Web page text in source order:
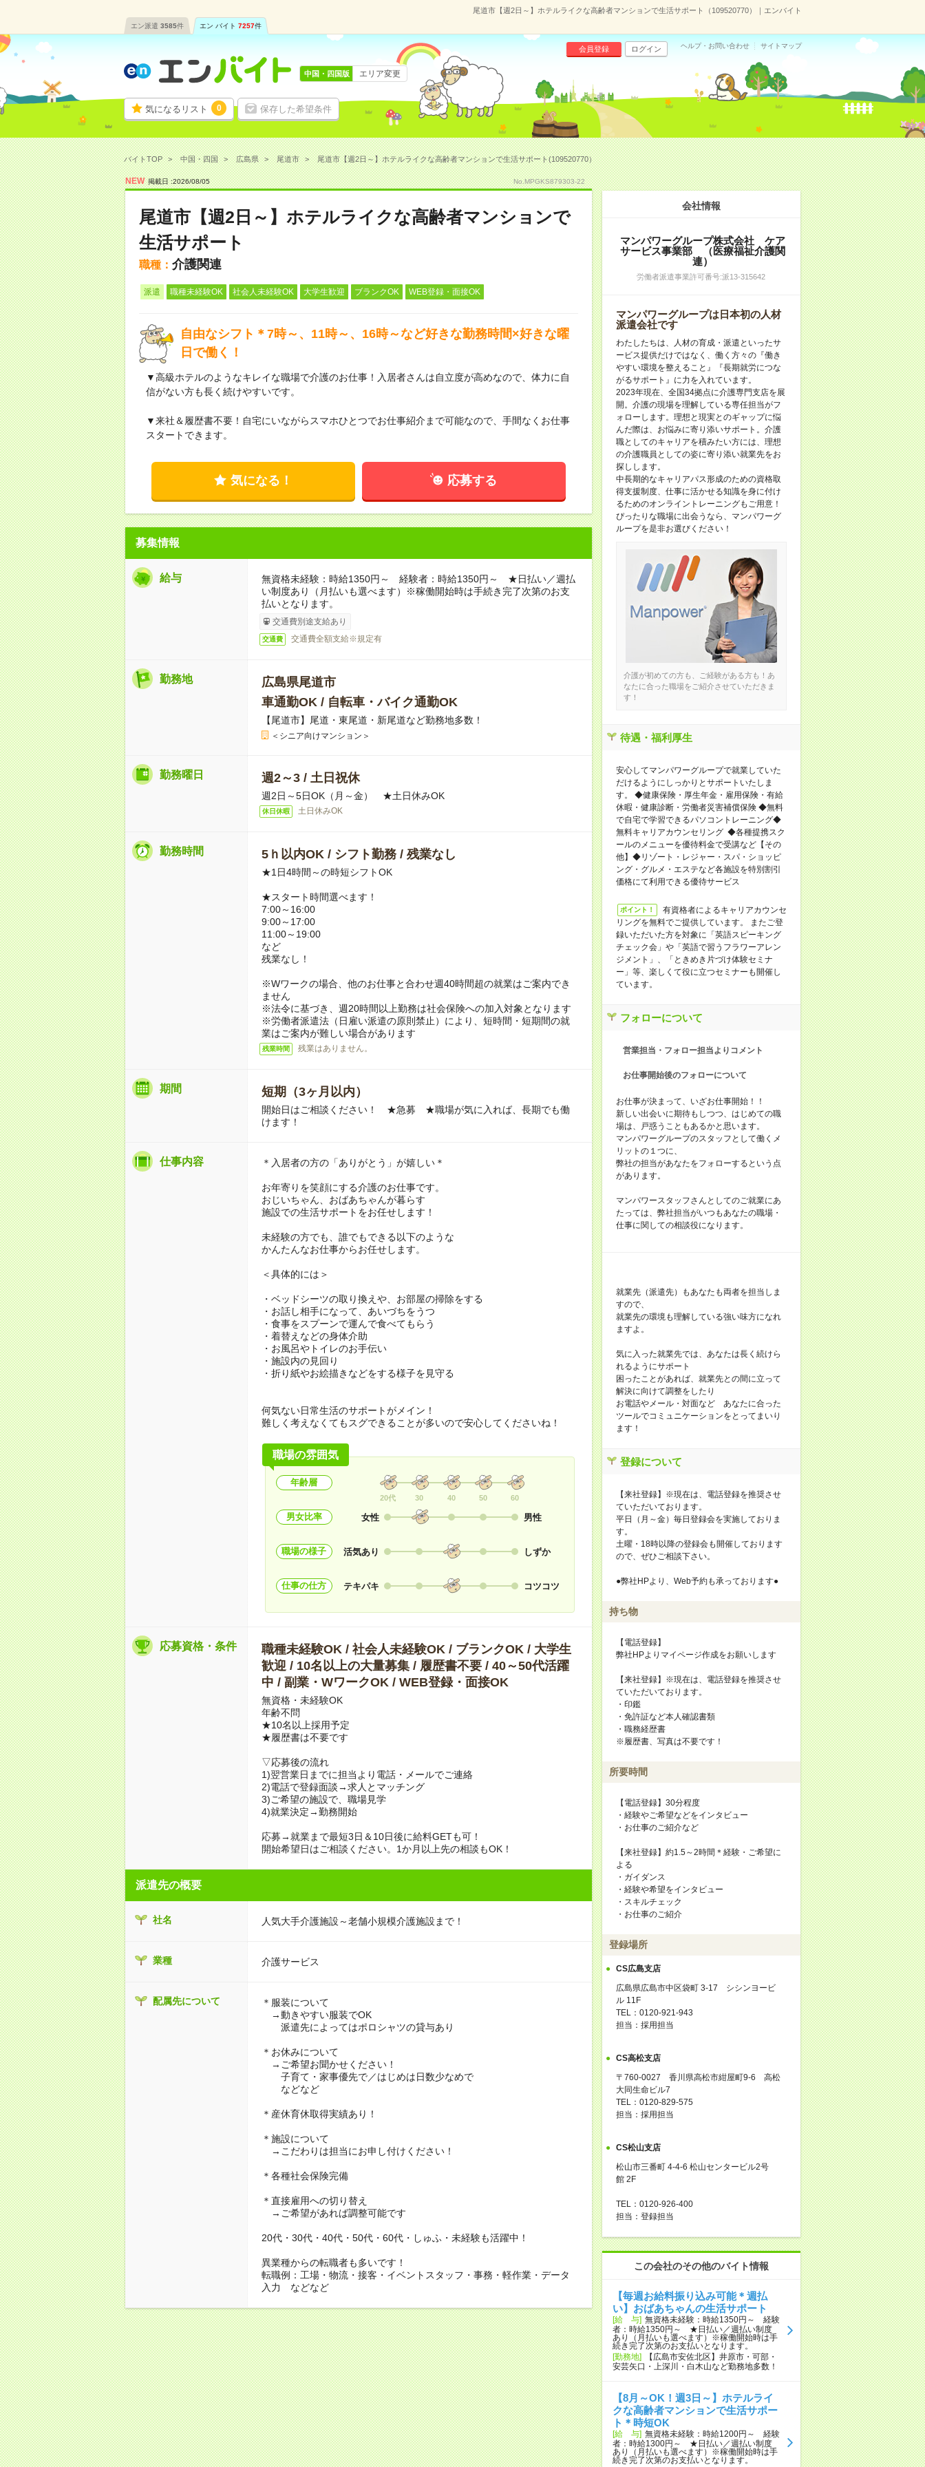
尾道市【週2日～】ホテルライクな高齢者マンションで生活サポート（109520770）｜エンバイト
エン派遣 3585件 エン バイト 7257件
気になるリスト 0 保存した希望条件
会員登録 ログイン ヘルプ・お問い合わせ サイトマップ
中国・四国版 エリア変更
バイトTOP 中国・四国 広島県 尾道市 尾道市【週2日～】ホテルライクな高齢者マンションで生活サポート(109520770）
NEW 掲載日 :2026/08/05 No.MPGKS879303-22
尾道市【週2日～】ホテルライクな高齢者マンションで
生活サポート
職種： 介護関連
派遣 職種未経験OK 社会人未経験OK 大学生歓迎 ブランクOK WEB登録・面接OK
自由なシフト＊7時～、11時～、16時～など好きな勤務時間×好きな曜
日で働く！
▼高級ホテルのようなキレイな職場で介護のお仕事！入居者さんは自立度が高めなので、体力に自
信がない方も長く続けやすいです。
▼来社＆履歴書不要！自宅にいながらスマホひとつでお仕事紹介まで可能なので、手間なくお仕事
スタートできます。
気になる！ 応募する
募集情報
給与
無資格未経験：時給1350円～ 経験者：時給1350円～ ★日払い／週払
い制度あり（月払いも選べます）※稼働開始時は手続き完了次第のお支
払いとなります。
交通費別途支給あり
交通費 交通費全額支給※規定有
勤務地
広島県尾道市
車通勤OK / 自転車・バイク通勤OK
【尾道市】尾道・東尾道・新尾道など勤務地多数！
＜シニア向けマンション＞
勤務曜日 週2～3 / 土日祝休
週2日～5日OK（月～金） ★土日休みOK
休日休暇 土日休みOK
勤務時間 5ｈ以内OK / シフト勤務 / 残業なし
★1日4時間～の時短シフトOK
★スタート時間選べます！
7:00～16:00
9:00～17:00
11:00～19:00
など
残業なし！
※Wワークの場合、他のお仕事と合わせ週40時間超の就業はご案内でき
ません
※法令に基づき、週20時間以上勤務は社会保険への加入対象となります
※労働者派遣法（日雇い派遣の原則禁止）により、短時間・短期間の就
業はご案内が難しい場合があります
残業時間 残業はありません。
期間 短期（3ヶ月以内）
開始日はご相談ください！ ★急募 ★職場が気に入れば、長期でも働
けます！
仕事内容 ＊入居者の方の「ありがとう」が嬉しい＊
お年寄りを笑顔にする介護のお仕事です。
おじいちゃん、おばあちゃんが暮らす
施設での生活サポートをお任せします！
未経験の方でも、誰でもできる以下のような
かんたんなお仕事からお任せします。
＜具体的には＞
・ベッドシーツの取り換えや、お部屋の掃除をする
・お話し相手になって、あいづちをうつ
・食事をスプーンで運んで食べてもらう
・着替えなどの身体介助
・お風呂やトイレのお手伝い
・施設内の見回り
・折り紙やお絵描きなどをする様子を見守る
何気ない日常生活のサポートがメイン！
難しく考えなくてもスグできることが多いので安心してくださいね！
職場の雰囲気
年齢層
20代 30 40 50 60
男女比率 女性 男性
職場の様子 活気あり しずか
仕事の仕方 テキパキ コツコツ
応募資格・条件
職種未経験OK / 社会人未経験OK / ブランクOK / 大学生
歓迎 / 10名以上の大量募集 / 履歴書不要 / 40～50代活躍
中 / 副業・WワークOK / WEB登録・面接OK
無資格・未経験OK
年齢不問
★10名以上採用予定
★履歴書は不要です
▽応募後の流れ
1)翌営業日までに担当より電話・メールでご連絡
2)電話で登録面談→求人とマッチング
3)ご希望の施設で、職場見学
4)就業決定→勤務開始
応募→就業まで最短3日＆10日後に給料GETも可！
開始希望日はご相談ください。1か月以上先の相談もOK！
派遣先の概要
社名 人気大手介護施設～老舗小規模介護施設まで！
業種 介護サービス
配属先について
＊服装について
→動きやすい服装でOK
派遣先によってはポロシャツの貸与あり
＊お休みについて
→ご希望お聞かせください！
子育て・家事優先で／はじめは日数少なめで
などなど
＊産休育休取得実績あり！
＊施設について
→こだわりは担当にお申し付けください！
＊各種社会保険完備
＊直接雇用への切り替え
→ご希望があれば調整可能です
20代・30代・40代・50代・60代・しゅふ・未経験も活躍中！
異業種からの転職者も多いです！
転職例：工場・物流・接客・イベントスタッフ・事務・軽作業・データ
入力 などなど
会社情報
マンパワーグループ株式会社 ケア
サービス事業部 （医療福祉介護関
連）
労働者派遣事業許可番号:派13-315642
マンパワーグループは日本初の人材
派遣会社です
わたしたちは、人材の育成・派遣といったサ
ービス提供だけではなく、働く方々の『働き
やすい環境を整えること』『長期就労につな
がるサポート』に力を入れています。
2023年現在、全国34拠点に介護専門支店を展
開。介護の現場を理解している専任担当がフ
ォローします。理想と現実とのギャップに悩
んだ際は、お悩みに寄り添いサポート。介護
職としてのキャリアを積みたい方には、理想
の介護職員としての姿に寄り添い就業先をお
探しします。
中長期的なキャリアパス形成のための資格取
得支援制度、仕事に活かせる知識を身に付け
るためのオンライントレーニングもご用意！
ぴったりな職場に出会うなら、マンパワーグ
ループを是非お選びください！
介護が初めての方も、ご経験がある方も！あ
なたに合った職場をご紹介させていただきま
す！
待遇・福利厚生
安心してマンパワーグループで就業していた
だけるようにしっかりとサポートいたしま
す。 ◆健康保険・厚生年金・雇用保険・有給
休暇・健康診断・労働者災害補償保険 ◆無料
で自宅で学習できるパソコントレーニング◆
無料キャリアカウンセリング ◆各種提携スク
ールのメニューを優待料金で受講など【その
他】◆リゾート・レジャー・スパ・ショッピ
ング・グルメ・エステなど各施設を特別割引
価格にて利用できる優待サービス
ポイント！
有資格者によるキャリアカウンセ
リングを無料でご提供しています。 またご登
録いただいた方を対象に「英語スピーキング
チェック会」や「英語で習うフラワーアレン
ジメント」、「ときめき片づけ体験セミナ
ー」等、楽しくて役に立つセミナーも開催し
ています。
フォローについて
営業担当・フォロー担当よりコメント
お仕事開始後のフォローについて
お仕事が決まって、いざお仕事開始！！
新しい出会いに期待もしつつ、はじめての職
場は、戸惑うこともあるかと思います。
マンパワーグループのスタッフとして働くメ
リットの１つに、
弊社の担当があなたをフォローするという点
があります。
マンパワースタッフさんとしてのご就業にあ
たっては、弊社担当がいつもあなたの職場・
仕事に関しての相談役になります。
就業先（派遣先）もあなたも両者を担当しま
すので、
就業先の環境も理解している強い味方になれ
ますよ。
気に入った就業先では、あなたは長く続けら
れるようにサポート
困ったことがあれば、就業先との間に立って
解決に向けて調整をしたり
お電話やメール・対面など あなたに合った
ツールでコミュニケーションをとってまいり
ます！
登録について
【来社登録】※現在は、電話登録を推奨させ
ていただいております。
平日（月～金）毎日登録会を実施しておりま
す。
土曜・18時以降の登録会も開催しております
ので、ぜひご相談下さい。
●弊社HPより、Web予約も承っております●
持ち物
【電話登録】
弊社HPよりマイページ作成をお願いします
【来社登録】※現在は、電話登録を推奨させ
ていただいております。
・印鑑
・免許証など本人確認書類
・職務経歴書
※履歴書、写真は不要です！
所要時間
【電話登録】30分程度
・経験やご希望などをインタビュー
・お仕事のご紹介など
【来社登録】約1.5～2時間＊経験・ご希望に
よる
・ガイダンス
・経験や希望をインタビュー
・スキルチェック
・お仕事のご紹介
登録場所
CS広島支店
広島県広島市中区袋町 3-17 シシンヨービ
ル 11F
TEL：0120-921-943
担当：採用担当
CS高松支店
〒760-0027 香川県高松市紺屋町9-6 高松
大同生命ビル7
TEL：0120-829-575
担当：採用担当
CS松山支店
松山市三番町 4-4-6 松山センタービル2号
館 2F
TEL：0120-926-400
担当：登録担当
この会社のその他のバイト情報
【毎週お給料振り込み可能＊週払
い】おばあちゃんの生活サポート
[給 与] 無資格未経験：時給1350円～ 経験
者：時給1350円～ ★日払い／週払い制度
あり（月払いも選べます）※稼働開始時は手
続き完了次第のお支払いとなります。
[勤務地]
【広島市安佐北区】井原市・可部・
安芸矢口・上深川・白木山など勤務地多数！
【8月～OK！週3日～】ホテルライ
クな高齢者マンションで生活サポー
ト＊時短OK
[給 与] 無資格未経験：時給1200円～ 経験
者：時給1300円～ ★日払い／週払い制度
あり（月払いも選べます）※稼働開始時は手
続き完了次第のお支払いとなります。